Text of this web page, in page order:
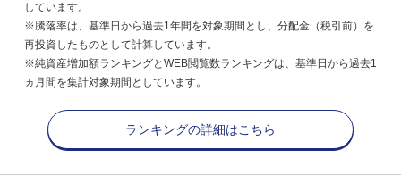
しています。
※騰落率は、基準日から過去1年間を対象期間とし、分配金（税引前）を
再投資したものとして計算しています。
※純資産増加額ランキングとWEB閲覧数ランキングは、基準日から過去1
ヵ月間を集計対象期間としています。
ランキングの詳細はこちら